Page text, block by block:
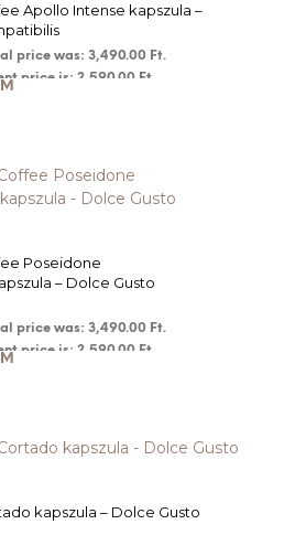
Apollo Intense kapszula –
price was: 3,490.00 Ft.
price is: 2,590.00 Ft.
Poseidone
– Dolce Gusto
price was: 3,490.00 Ft.
price is: 2,590.00 Ft.
kapszula – Dolce Gusto